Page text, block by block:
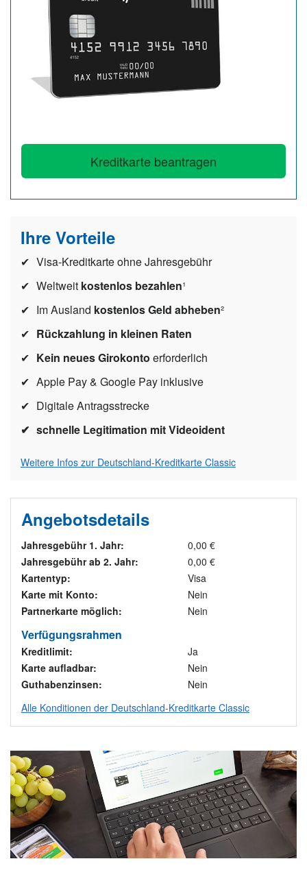
Kreditkarte beantragen
Ihre Vorteile
Visa-Kreditkarte ohne Jahresgebühr
Weltweit kostenlos bezahlen¹
Im Ausland kostenlos Geld abheben²
Rückzahlung in kleinen Raten
Kein neues Girokonto erforderlich
Apple Pay & Google Pay inklusive
Digitale Antragsstrecke
schnelle Legitimation mit Videoident
Weitere Infos zur Deutschland-Kreditkarte Classic
Angebotsdetails
Jahresgebühr 1. Jahr:
0,00 €
Jahresgebühr ab 2. Jahr:
0,00 €
Kartentyp:
Visa
Karte mit Konto:
Nein
Partnerkarte möglich:
Nein
Verfügungsrahmen
Kreditlimit:
Ja
Karte aufladbar:
Nein
Guthabenzinsen:
Nein
Alle Konditionen der Deutschland-Kreditkarte Classic